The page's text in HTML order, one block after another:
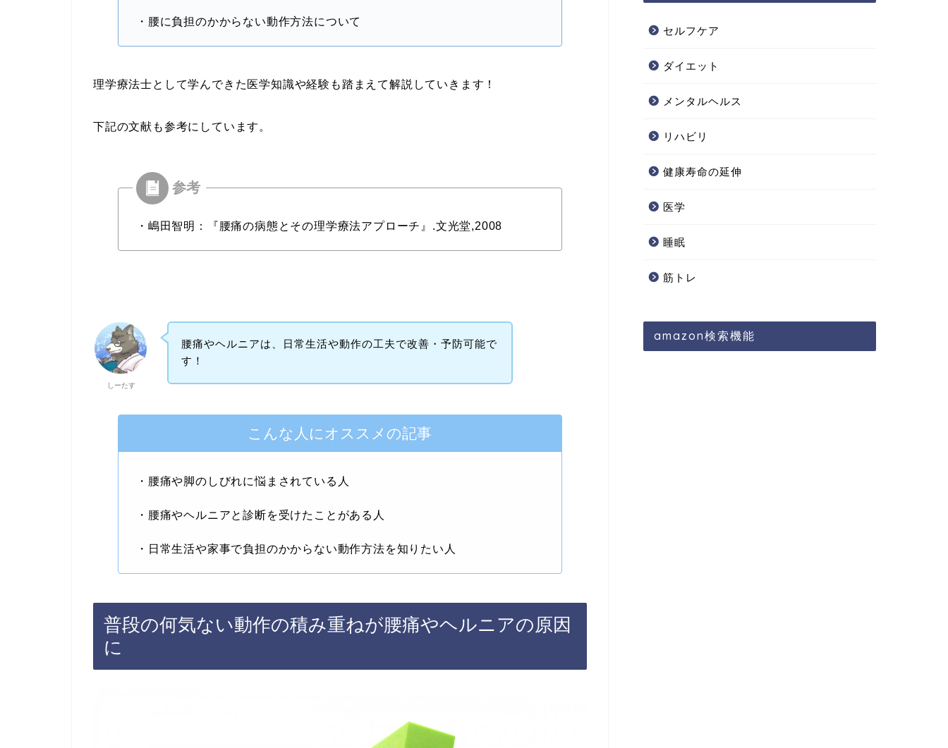
・腰に負担のかからない動作方法について
理学療法士として学んできた医学知識や経験も踏まえて解説していきます！
下記の文献も参考にしています。
・嶋田智明：『腰痛の病態とその理学療法アプローチ』.文光堂,2008
しーたす
腰痛やヘルニアは、日常生活や動作の工夫で改善・予防可能で
す！
こんな人にオススメの記事
・腰痛や脚のしびれに悩まされている人
・腰痛やヘルニアと診断を受けたことがある人
・日常生活や家事で負担のかからない動作方法を知りたい人
普段の何気ない動作の積み重ねが腰痛やヘルニアの原因
に
セルフケア
ダイエット
メンタルヘルス
リハビリ
健康寿命の延伸
医学
睡眠
筋トレ
amazon検索機能